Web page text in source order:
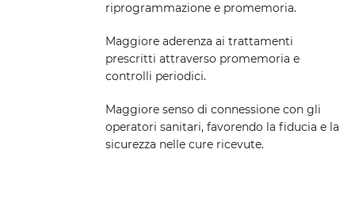
riprogrammazione e promemoria.
Maggiore aderenza ai trattamenti
prescritti attraverso promemoria e
controlli periodici.
Maggiore senso di connessione con gli
operatori sanitari, favorendo la fiducia e la
sicurezza nelle cure ricevute.